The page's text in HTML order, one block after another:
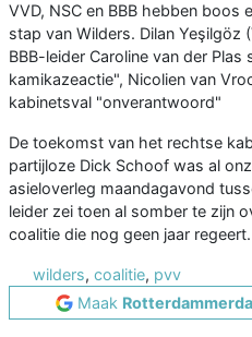
VVD, NSC en BBB hebben boos
stap van Wilders. Dilan Yeşilgöz
BBB-leider Caroline van der
kamikazeactie", Nicolien van
kabinetsval "onverantwoord"
De toekomst van het rechtse
partijloze Dick Schoof was al
asieloverleg maandagavond
leider zei toen al somber te zijn
coalitie die nog geen jaar regeert.
wilders, coalitie, pvv
Maak